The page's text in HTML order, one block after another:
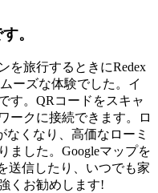
。
を旅行するときにRedex
ーズな体験でした。イ
す。QRコードをスキャ
ークに接続できます。ロ
くなり、高価なローミ
ました。Googleマップを
送信したり、いつでも家
くお勧めします!